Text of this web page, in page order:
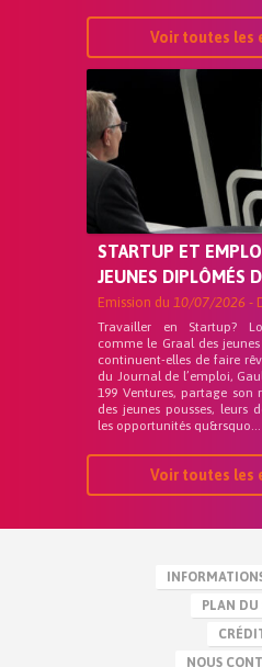
Voir toutes les
STARTUP ET
JEUNES DIPLÔMÉS
Emission du 10/07/2026 -
Travailler en Startup?
comme le Graal des
continuent-elles de faire
du Journal de l’emploi,
199 Ventures, partage son
des jeunes pousses, leurs
les opportunités qu&rsquo...
Voir toutes les
PLAN DU
NOUS